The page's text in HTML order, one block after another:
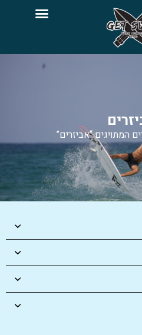
המתויגים “אביזרים”